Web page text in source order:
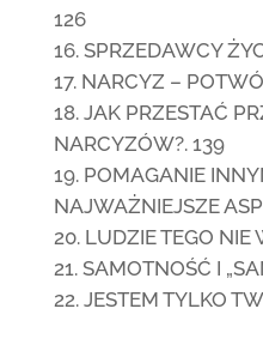
126
SPRZEDAWCY
NARCYZ –
JAK PRZESTAĆ
NARCYZÓW?. 139
POMAGANIE
NAJWAŻNIEJSZE
LUDZIE TEGO NIE
SAMOTNOŚĆ I
JESTEM TYLKO